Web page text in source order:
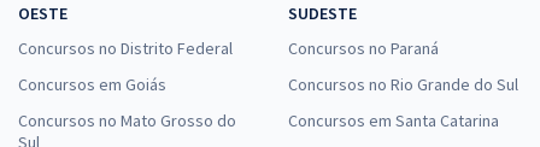
OESTE
Concursos no Distrito Federal
Concursos em Goiás
Concursos no Mato Grosso do
Sul
SUDESTE
Concursos no Paraná
Concursos no Rio Grande do Sul
Concursos em Santa Catarina